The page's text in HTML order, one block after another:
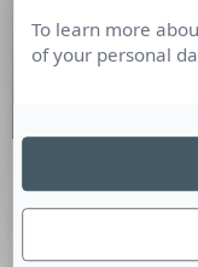
Le
cohérence
To learn more
of your personal